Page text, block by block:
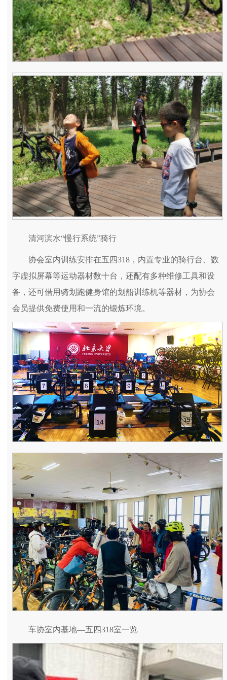
清河滨水“慢行系统”骑行
协会室内训练安排在五四318，内置专业的骑行台、数
字虚拟屏幕等运动器材数十台，还配有多种维修工具和设
备，还可借用骑划跑健身馆的划船训练机等器材，为协会
会员提供免费使用和一流的锻炼环境。
车协室内基地—五四318室一览